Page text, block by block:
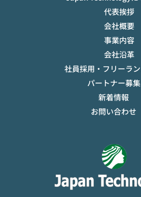
代表挨拶
会社概要
事業内容
会社沿革
社員採用・フリーラ
パートナー募集
新着情報
お問い合わせ